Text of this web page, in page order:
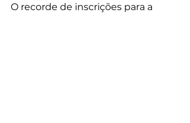
O recorde de inscrições para a